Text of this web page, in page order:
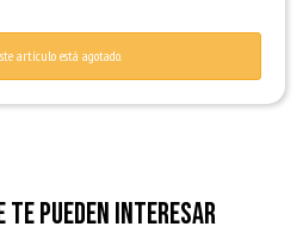
artículo está agotado.
te pueden interesar